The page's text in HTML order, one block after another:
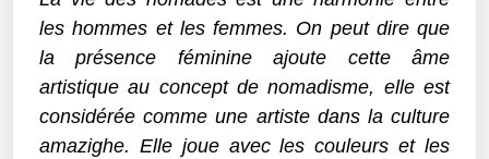
les hommes et les femmes. On peut dire que
la présence féminine ajoute cette âme
artistique au concept de nomadisme, elle est
considérée comme une artiste dans la culture
amazighe. Elle joue avec les couleurs et les